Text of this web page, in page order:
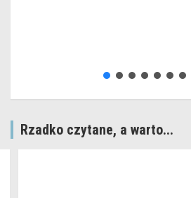
Rzadko czytane, a warto...